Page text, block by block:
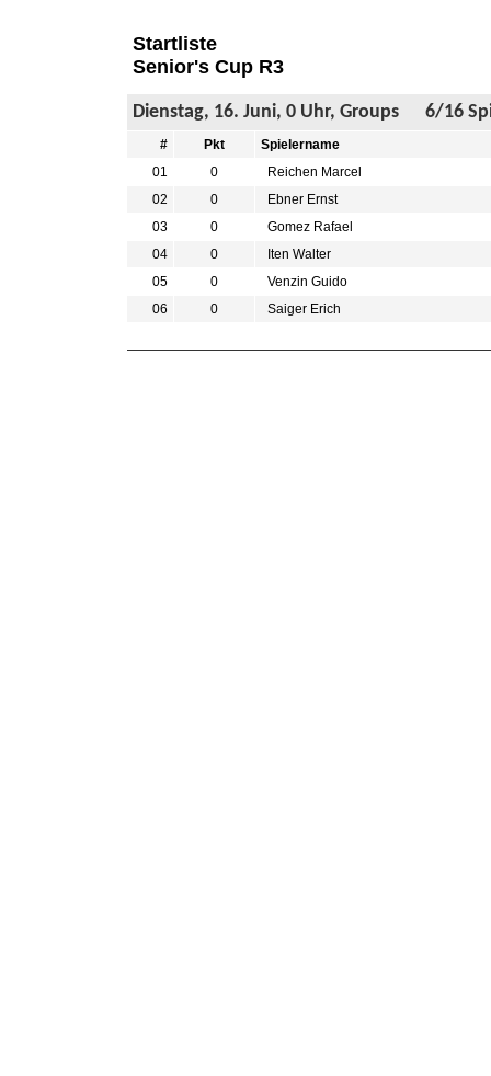
Startliste
Senior's Cup R3
Dienstag, 16. Juni, 0 Uhr, Groups 6/16
# Pkt
Spielername
01
0
Reichen Marcel
02
0
Ebner Ernst
03
0
Gomez Rafael
04
0
Iten Walter
05
0
Venzin Guido
06
0 Saiger Erich